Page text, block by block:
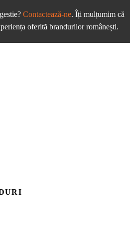
Contactează-ne. Îți mulțumim că
oferită brandurilor românești.